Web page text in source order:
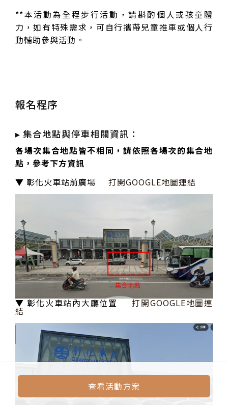
**本活動為全程步行活動，請斟酌個人或孩童體
力，如有特殊需求，可自行攜帶兒童推車或個人行
動輔助參與活動。
報名程序
▸ 集合地點與停車相關資訊：
各場次集合地點皆不相同，請依照各場次的集合地
點，參考下方資訊
▼ 彰化火車站前廣場 打開GOOGLE地圖連結
▼ 彰化火車站內大廳位置打開GOOGLE地圖連
結
查看活動方案